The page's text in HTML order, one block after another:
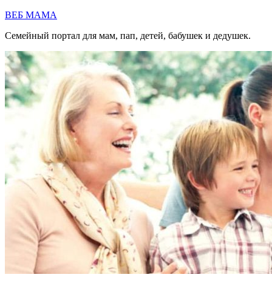
Перейти
содержимому
ВЕБ МАМА
Семейный портал для мам, пап, детей, бабушек и дедушек.